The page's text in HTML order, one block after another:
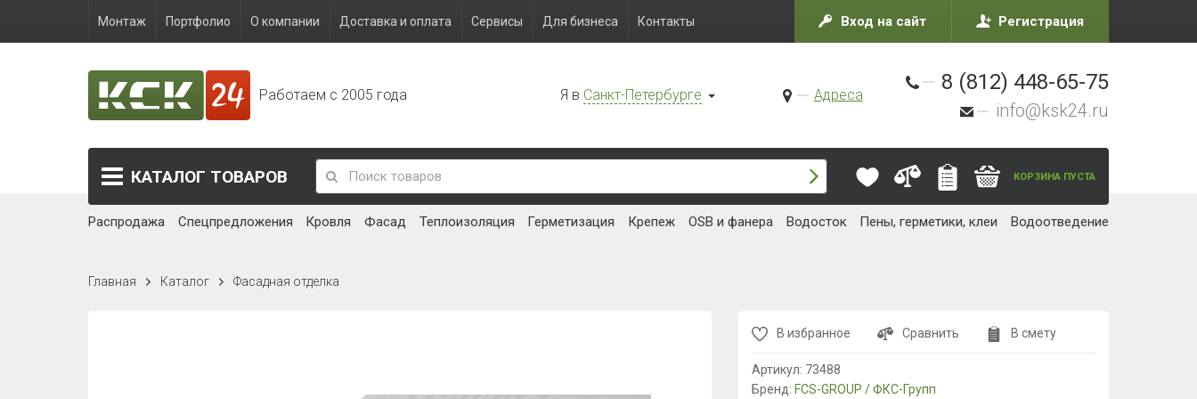
Монтаж Портфолио О компании Доставка и оплата Сервисы Для бизнеса Контакты Вход на сайт Регистрация
Работаем с 2005 года Я в Санкт-Петербурге Адреса
8 (812) 448-65-75
info@ksk24.ru
КАТАЛОГ ТОВАРОВ КОРЗИНА ПУСТА
Распродажа Спецпредложения Кровля Фасад Теплоизоляция Герметизация Крепеж OSB и фанера Водосток Пены, герметики, клеи Водоотведение
Главная Каталог Фасадная отделка
В избранное Сравнить В смету
Артикул: 73488
Бренд: FCS-GROUP / ФКС-Групп